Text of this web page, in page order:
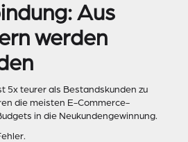
Aus
werden
5x teurer als Bestandskunden zu
die meisten E-Commerce-
in die Neukundengewinnung.